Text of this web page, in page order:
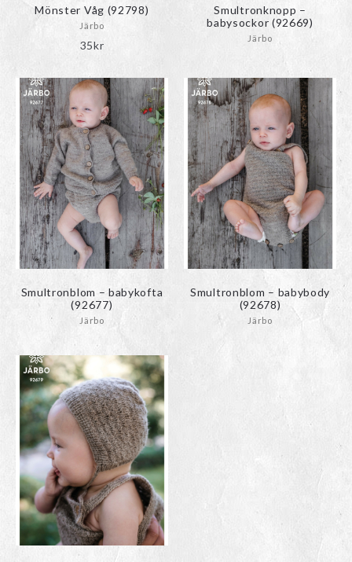
Mönster Våg (92798)
Järbo
35kr
Smultronknopp –
babysockor (92669)
Järbo
Smultronblom – babykofta
(92677)
Järbo
Smultronblom – babybody
(92678)
Järbo